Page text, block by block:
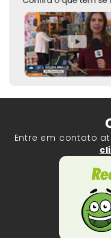
Entre em contato